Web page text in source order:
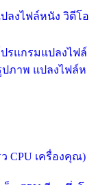
ปลงไฟล์หนัง วิดีโอ
ปรแกรมแปลงไฟล์
ปภาพ แปลงไฟล์ห
CPU เครื่องคุณ)